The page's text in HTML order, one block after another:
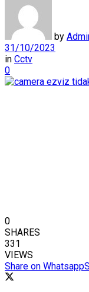
by
31/10/2023
in Cctv
0
0
SHARES
331
VIEWS
Share on Whatsapp